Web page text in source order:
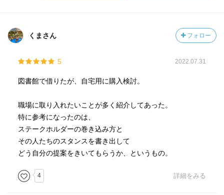
くまさん フォロー
5 2022.07.31
図書館で借りたが、自宅用に購入検討。
職場に取り入れたいことが多く紹介してあった。
特に参考になったのは、
ステークホルダーの巻き込み方と
その人たちのスタンスを書き出して
どう自分の提案をきいてもらうか、というもの。
4 詳細をみる